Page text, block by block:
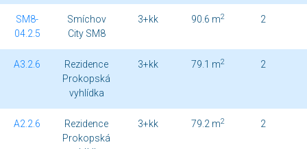
SM8-
04.2.5
Smíchov
City SM8
3+kk 90.6 m2 2
A3.2.6
Rezidence
Prokopská
vyhlídka
3+kk 79.1 m2 2
A2.2.6
Rezidence
Prokopská
3+kk 79.2 m2 2